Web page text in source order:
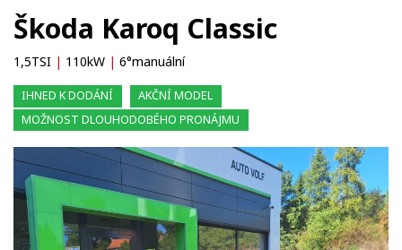
Škoda Karoq Classic
1,5TSI | 110kW | 6°manuální
IHNED K DODÁNÍ
AKČNÍ MODEL
MOŽNOST DLOUHODOBÉHO PRONÁJMU